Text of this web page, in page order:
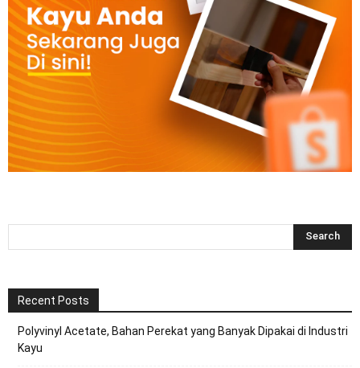
Recent Posts
Polyvinyl Acetate, Bahan Perekat yang Banyak Dipakai di Industri
Kayu